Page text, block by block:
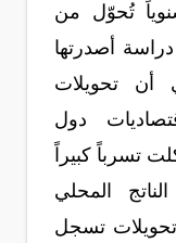
دولار سنوياً تُحوّل من
أصدرتها
أن تحويلات
دول
كبيراً
9% من الناتج المحلي
تحويلات تسجل